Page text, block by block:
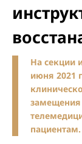
На секции
июня 2021
замещения
пациентам.